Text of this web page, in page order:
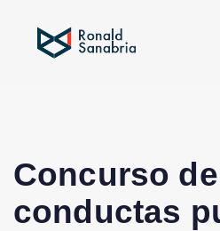
Concurso de
conductas